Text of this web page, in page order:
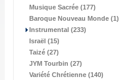
Musique Sacrée (177)
Baroque Nouveau Monde (1)
Instrumental (233)
Israël (15)
Taizé (27)
JYM Tourbin (27)
Variété Chrétienne (140)